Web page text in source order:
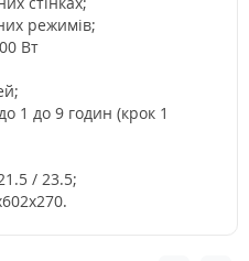
режимів;
Вт
1 до 9 годин (крок 1
/ 23.5;